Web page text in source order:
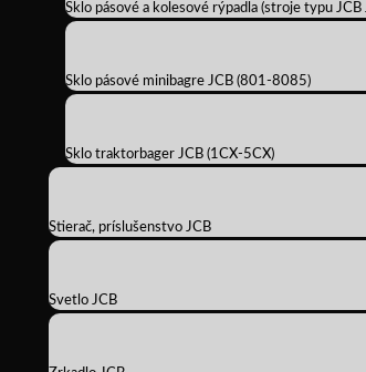
Sklo pásové a kolesové rýpadla (stroje typu JCB
Sklo pásové minibagre JCB (801-8085)
Sklo traktorbager JCB (1CX-5CX)
Stierač, príslušenstvo JCB
Svetlo JCB